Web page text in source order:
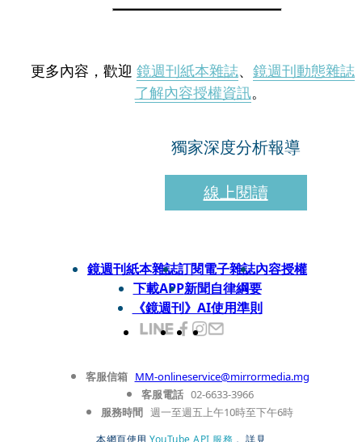
更多內容，歡迎 鏡週刊紙本雜誌、 鏡週刊動態雜誌
了解內容授權資訊。
獨家深度分析報導
線上閱讀
鏡週刊紙本雜誌訂閱電子雜誌內容授權
下載APP新聞自律綱要
《鏡週刊》AI使用準則
客服信箱 MM-onlineservice@mirrormedia.mg
客服電話 02-6633-3966
服務時間 週一至週五上午10時至下午6時
本網頁使用 YouTube API 服務 ， 詳見